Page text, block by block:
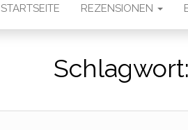
STARTSEITE REZENSIONEN
Schlagwort: